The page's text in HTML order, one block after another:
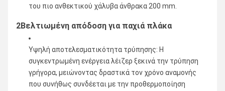
του πιο ανθεκτικού χάλυβα άνθρακα 200 mm.
2Βελτιωμένη απόδοση για παχιά πλάκα
Υψηλή αποτελεσματικότητα τρύπησης: Η
συγκεντρωμένη ενέργεια λέιζερ ξεκινά την τρύπηση
γρήγορα, μειώνοντας δραστικά τον χρόνο αναμονής
που συνήθως συνδέεται με την προθερμοποίηση